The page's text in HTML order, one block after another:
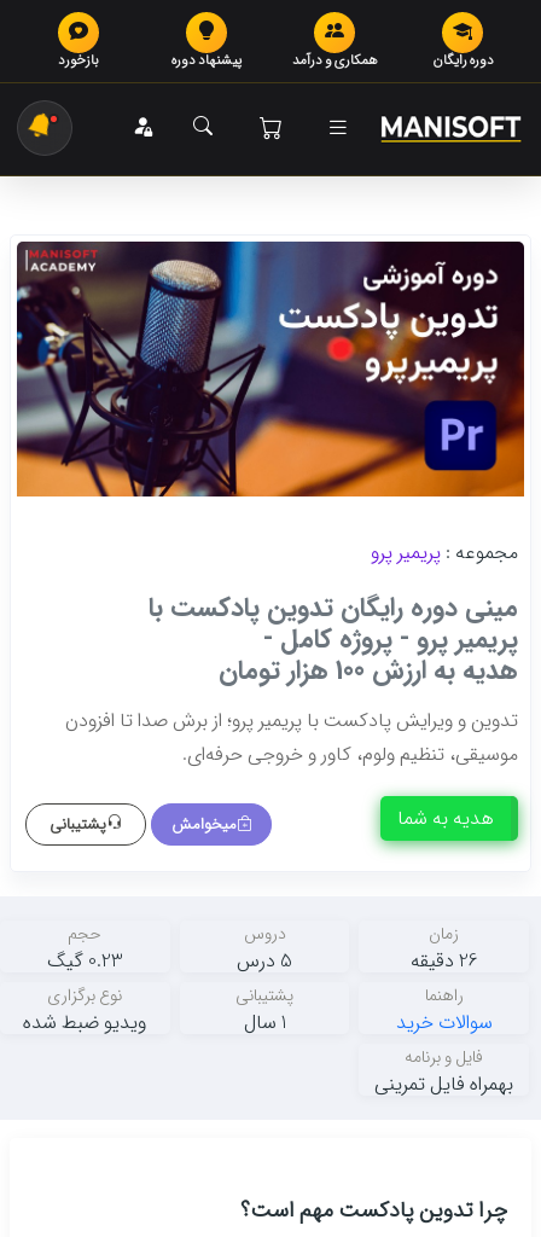
دوره رایگان همکاری و درآمد پیشنهاد دوره بازخورد
مجموعه : پریمیر پرو
مینی دوره رایگان تدوین پادکست با
پریمیر پرو - پروژه کامل -
هدیه به ارزش 100 هزار تومان
تدوین و ویرایش پادکست با پریمیر پرو؛ از برش صدا تا افزودن
موسیقی، تنظیم ولوم، کاور و خروجی حرفه‌ای.
هدیه به شما میخوامش پشتیبانی
زمان
26 دقیقه
دروس
5 درس
حجم
0.23 گیگ
راهنما
سوالات خرید
پشتیبانی
1 سال
نوع برگزاری
ویدیو ضبط شده
فایل و برنامه
بهمراه فایل تمرینی
چرا تدوین پادکست مهم است؟